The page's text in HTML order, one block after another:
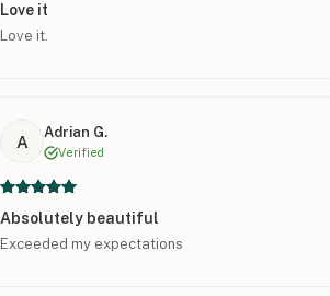
Love it
Love it.
A
Adrian G.
Verified
Absolutely beautiful
Exceeded my expectations